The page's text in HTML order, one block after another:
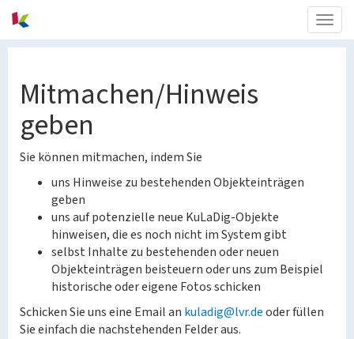
Mitmachen/Hinweis
geben
Sie können mitmachen, indem Sie
uns Hinweise zu bestehenden Objekteinträgen
geben
uns auf potenzielle neue KuLaDig-Objekte
hinweisen, die es noch nicht im System gibt
selbst Inhalte zu bestehenden oder neuen
Objekteinträgen beisteuern oder uns zum Beispiel
historische oder eigene Fotos schicken
Schicken Sie uns eine Email an kuladig@lvr.deoder füllen
Sie einfach die nachstehenden Felder aus.